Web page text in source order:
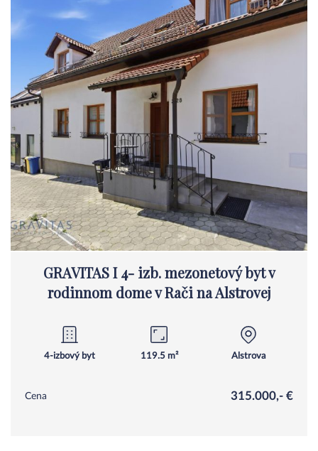
GRAVITAS I 4- izb. mezonetový byt v
rodinnom dome v Rači na Alstrovej
4-izbový byt 119.5 m² Alstrova
Cena 315.000,- €